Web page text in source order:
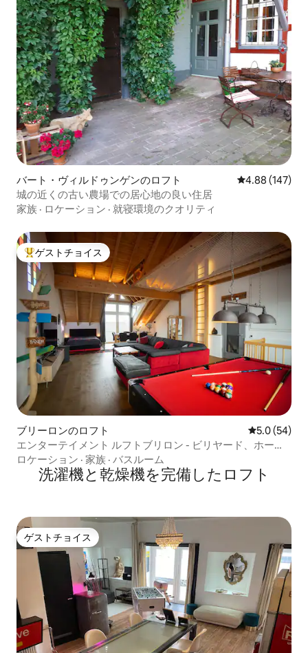
バート・ヴィルドゥンゲンのロフト レビュー147
4.88 (147)
城の近くの古い農場での居心地の良い住居
家族 · ロケーション · 就寝環境のクオリティ
大好評のゲストチョイスです。
ゲストチョイス
ブリーロンのロフト レビュー54
5.0 (54)
エンターテイメント ルフトブリロン - ビリヤード、ホーム
シネマなど
ロケーション · 家族 · バスルーム
洗濯機と乾燥機を完備したロフト
ゲストチョイス
ゲストチョイス